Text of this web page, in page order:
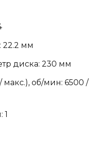
22.2 мм
диска: 230 мм
об/мин: 6500 /
1